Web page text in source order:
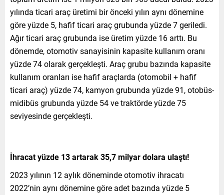
yılında ticari araç üretimi bir önceki yılın aynı dönemine
göre yüzde 5, hafif ticari araç grubunda yüzde 7 geriledi.
Ağır ticari araç grubunda ise üretim yüzde 16 arttı. Bu
dönemde, otomotiv sanayisinin kapasite kullanım oranı
yüzde 74 olarak gerçekleşti. Araç grubu bazında kapasite
kullanım oranları ise hafif araçlarda (otomobil + hafif
ticari araç) yüzde 74, kamyon grubunda yüzde 91, otobüs-
midibüs grubunda yüzde 54 ve traktörde yüzde 75
seviyesinde gerçekleşti.
İhracat yüzde 13 artarak 35,7 milyar dolara ulaştı!
2023 yılının 12 aylık döneminde otomotiv ihracatı
2022’nin aynı dönemine göre adet bazında yüzde 5